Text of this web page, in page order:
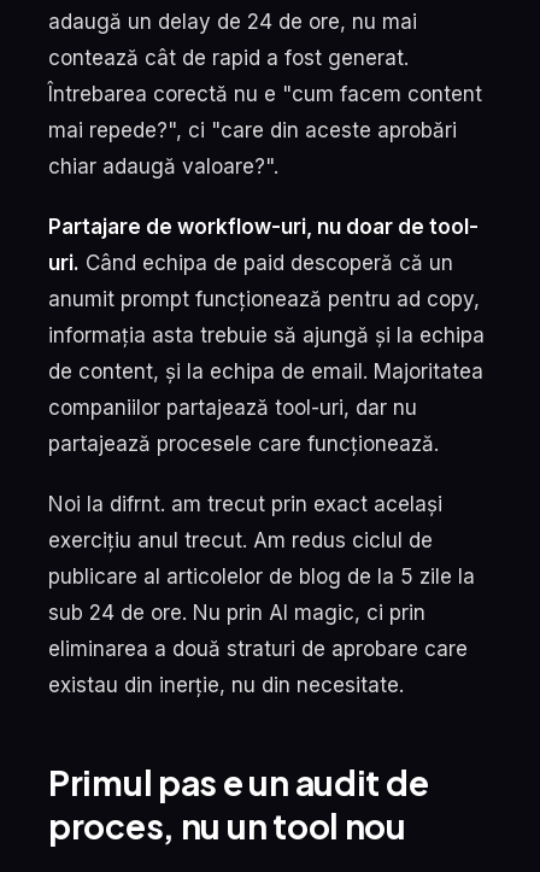
adaugă un delay de 24 de ore, nu mai
contează cât de rapid a fost generat.
Întrebarea corectă nu e "cum facem content
mai repede?", ci "care din aceste aprobări
chiar adaugă valoare?".
Partajare de workflow-uri, nu doar de tool-
uri. Când echipa de paid descoperă că un
anumit prompt funcționează pentru ad copy,
informația asta trebuie să ajungă și la echipa
de content, și la echipa de email. Majoritatea
companiilor partajează tool-uri, dar nu
partajează procesele care funcționează.
Noi la difrnt. am trecut prin exact același
exercițiu anul trecut. Am redus ciclul de
publicare al articolelor de blog de la 5 zile la
sub 24 de ore. Nu prin AI magic, ci prin
eliminarea a două straturi de aprobare care
existau din inerție, nu din necesitate.
Primul pas e un audit de
proces, nu un tool nou